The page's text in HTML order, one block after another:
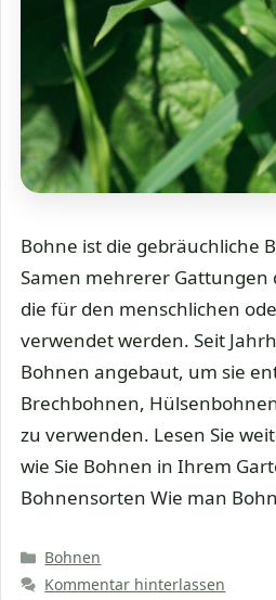
Bohne ist die gebräuchliche
Samen mehrerer Gattungen
die für den menschlichen
verwendet werden. Seit
Bohnen angebaut, um sie
Brechbohnen,
zu verwenden. Lesen Sie
wie Sie Bohnen in Ihrem
Bohnensorten Wie man
Kategorien
Bohnen
Kommentar hinterlassen